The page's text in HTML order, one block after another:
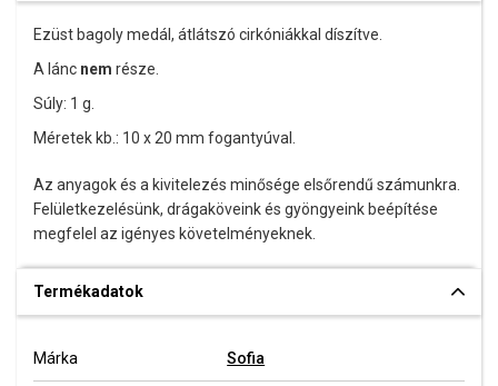
Ezüst bagoly medál, átlátszó cirkóniákkal díszítve.
A lánc nem része.
Súly: 1 g.
Méretek kb.: 10 x 20 mm fogantyúval.
Az anyagok és a kivitelezés minősége elsőrendű számunkra.
Felületkezelésünk, drágaköveink és gyöngyeink beépítése
megfelel az igényes követelményeknek.
Termékadatok
Márka Sofia